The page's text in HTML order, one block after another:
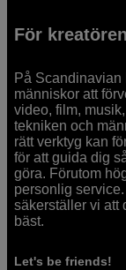
För
På Scandinavian
människor att
video, film,
tekniken och
rätt verktyg kan
för att guida dig
göra. Förutom
personlig
säkerställer vi att
bäst.
Let's be friends!